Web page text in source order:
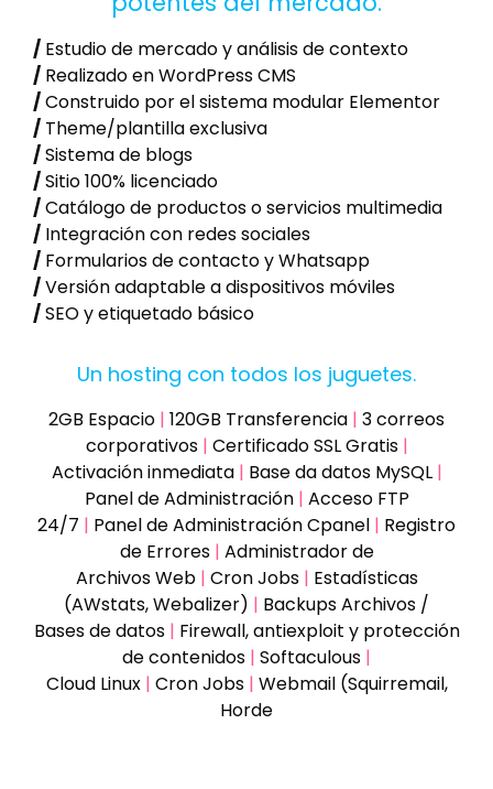
/ Estudio de mercado y análisis de contexto
/ Realizado en WordPress CMS
/Construido por el sistema modular Elementor
/ Theme/plantilla exclusiva
/Sistema de blogs
/Sitio 100% licenciado
/Catálogo de productos o servicios multimedia
/ Integración con redes sociales
/ Formularios de contacto y Whatsapp
/Versión adaptable a dispositivos móviles
/SEO y etiquetado básico
Un hosting con todos los juguetes.
2GB Espacio | 120GB Transferencia | 3 correos
corporativos | Certificado SSL Gratis |
Activación inmediata | Base da datos MySQL |
Panel de Administración | Acceso FTP
24/7 | Panel de Administración Cpanel | Registro
de Errores | Administrador de
Archivos Web | Cron Jobs | Estadísticas
(AWstats, Webalizer) | Backups Archivos /
Bases de datos | Firewall, antiexploit y protección
de contenidos | Softaculous |
Cloud Linux | Cron Jobs | Webmail (Squirremail,
Horde